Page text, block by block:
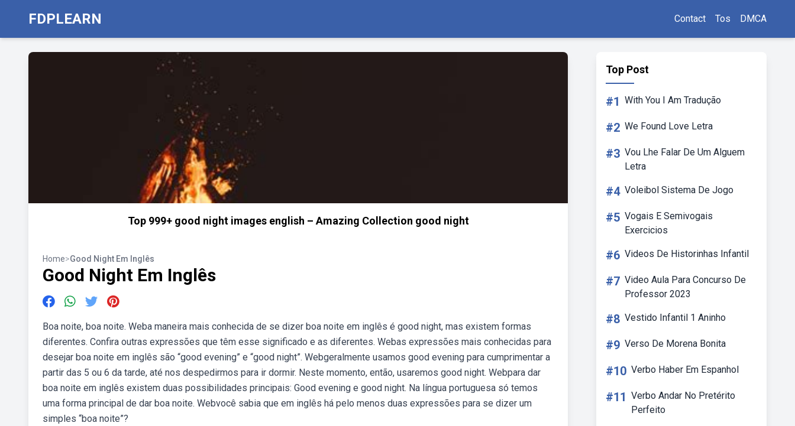
FDPLEARN Contact Tos DMCA
Top 999+ good night images english – Amazing Collection good night
Home>Good Night Em Inglês
Good Night Em Inglês
Boa noite, boa noite. Weba maneira mais conhecida de se dizer boa noite em inglês é good night, mas existem formas
diferentes. Confira outras expressões que têm esse significado e as diferentes. Webas expressões mais conhecidas para
desejar boa noite em inglês são “good evening” e “good night”. Webgeralmente usamos good evening para cumprimentar a
partir das 5 ou 6 da tarde, até nos despedirmos para ir dormir. Neste momento, então, usaremos good night. Webpara dar
boa noite em inglês existem duas possibilidades principais: Good evening e good night. Na língua portuguesa só temos
uma forma principal de dar boa noite. Webvocê sabia que em inglês há pelo menos duas expressões para se dizer um
simples “boa noite”?
Top Post
#1 With You I Am Tradução
#2 We Found Love Letra
#3 Vou Lhe Falar De Um Alguem
Letra
#4 Voleibol Sistema De Jogo
#5 Vogais E Semivogais
Exercicios
#6 Videos De Historinhas Infantil
#7 Video Aula Para Concurso De
Professor 2023
#8 Vestido Infantil 1 Aninho
#9 Verso De Morena Bonita
#10 Verbo Haber Em Espanhol
#11 Verbo Andar No Pretérito
Perfeito